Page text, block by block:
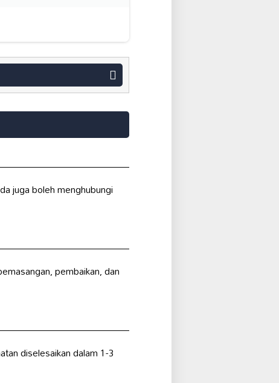
juga boleh menghubungi
pembaikan, dan
diselesaikan dalam 1-3